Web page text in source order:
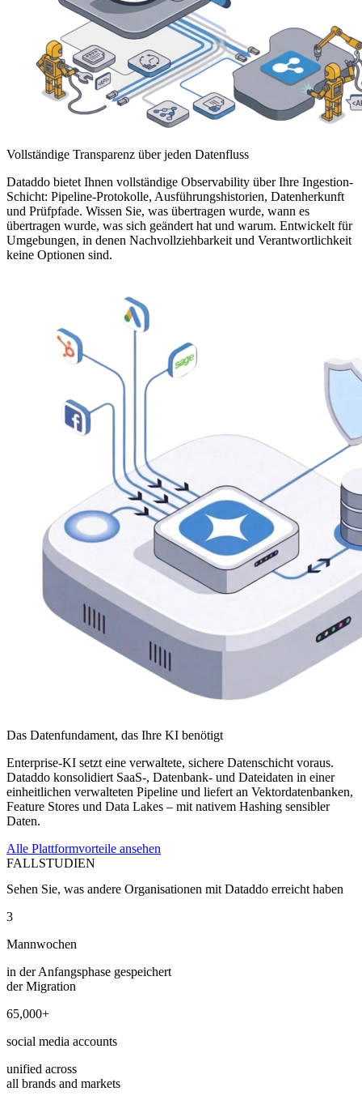
Vollständige Transparenz über jeden Datenfluss
Dataddo bietet Ihnen vollständige Observability über Ihre Ingestion-
Schicht: Pipeline-Protokolle, Ausführungshistorien, Datenherkunft
und Prüfpfade. Wissen Sie, was übertragen wurde, wann es
übertragen wurde, was sich geändert hat und warum. Entwickelt für
Umgebungen, in denen Nachvollziehbarkeit und Verantwortlichkeit
keine Optionen sind.
Das Datenfundament, das Ihre KI benötigt
Enterprise-KI setzt eine verwaltete, sichere Datenschicht voraus.
Dataddo konsolidiert SaaS-, Datenbank- und Dateidaten in einer
einheitlichen verwalteten Pipeline und liefert an Vektordatenbanken,
Feature Stores und Data Lakes – mit nativem Hashing sensibler
Daten.
Alle Plattformvorteile ansehen
FALLSTUDIEN
Sehen Sie, was andere Organisationen mit Dataddo erreicht haben
3
Mannwochen
in der Anfangsphase gespeichert
der Migration
65,000+
social media accounts
unified across
all brands and markets